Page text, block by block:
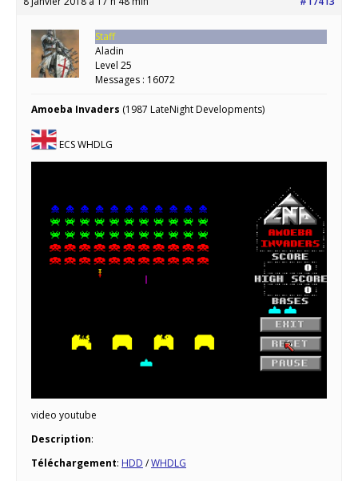
Staff
Aladin
Level 25
Messages : 16072
Amoeba Invaders (1987 LateNight Developments)
ECS WHDLG
video youtube
Description:
Téléchargement: HDD /WHDLG